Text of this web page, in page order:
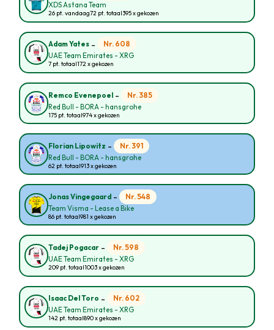
XDS Astana Team
26 pt. vandaag72 pt. totaal395 x gekozen
Adam Yates - Nr. 608
UAE Team Emirates - XRG
7 pt. totaal172 x gekozen
Remco Evenepoel - Nr. 385
Red Bull - BORA - hansgrohe
175 pt. totaal974 x gekozen
Florian Lipowitz - Nr. 391
Red Bull - BORA - hansgrohe
62 pt. totaal913 x gekozen
Jonas Vingegaard - Nr. 548
Team Visma - Lease a Bike
86 pt. totaal981 x gekozen
Tadej Pogacar - Nr. 598
UAE Team Emirates - XRG
209 pt. totaal1003 x gekozen
Isaac Del Toro - Nr. 602
UAE Team Emirates - XRG
142 pt. totaal890 x gekozen